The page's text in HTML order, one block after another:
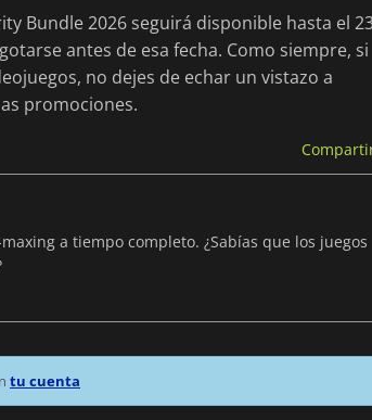
Bundle 2026 seguirá disponible hasta el
antes de esa fecha. Como siempre, si
no dejes de echar un vistazo a
promociones.
a tiempo completo. ¿Sabías que los juegos
tu cuenta